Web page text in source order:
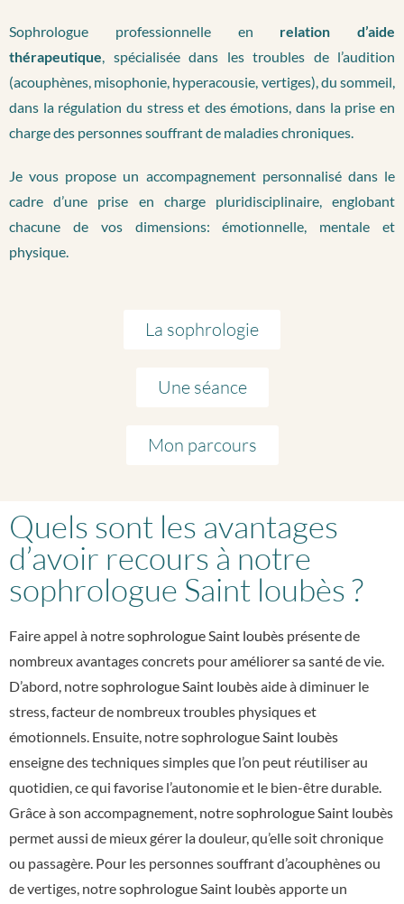
Sophrologue professionnelle en relation d’aide
thérapeutique, spécialisée dans les troubles de l’audition
(acouphènes, misophonie, hyperacousie, vertiges), du sommeil,
dans la régulation du stress et des émotions, dans la prise en
charge des personnes souffrant de maladies chroniques.
Je vous propose un accompagnement personnalisé dans le
cadre d’une prise en charge pluridisciplinaire, englobant
chacune de vos dimensions: émotionnelle, mentale et
physique.
La sophrologie
Une séance
Mon parcours
Quels sont les avantages
d’avoir recours à notre
sophrologue Saint loubès ?
Faire appel à notresophrologue Saint loubès présente de
nombreux avantages concrets pour améliorer sa santé de vie.
D’abord, notresophrologue Saint loubèsaide à diminuer le
stress, facteur de nombreux troubles physiques et
émotionnels. Ensuite, notresophrologue Saint loubès
enseigne des techniques simples que l’on peut réutiliser au
quotidien, ce qui favorise l’autonomie et le bien-être durable.
Grâce à son accompagnement, notresophrologue Saint loubès
permet aussi de mieux gérer la douleur, qu’elle soit chronique
ou passagère. Pour les personnes souffrant d’acouphènes ou
de vertiges, notresophrologue Saint loubèsapporte un